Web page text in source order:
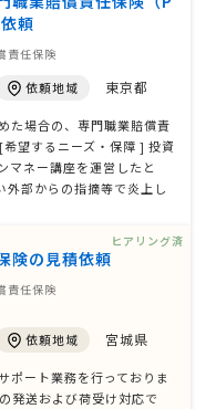
頼
責任保険
依頼地域 東京都
た場合の、専門職業賠償責
望するニーズ・保障 ] 投資
マネー講座を運営したと
外部からの指摘等で炎上し
険の見積依頼
責任保険
依頼地域 宮城県
ポート業務を行っておりま
発送および荷受け対応で
ヒアリング済